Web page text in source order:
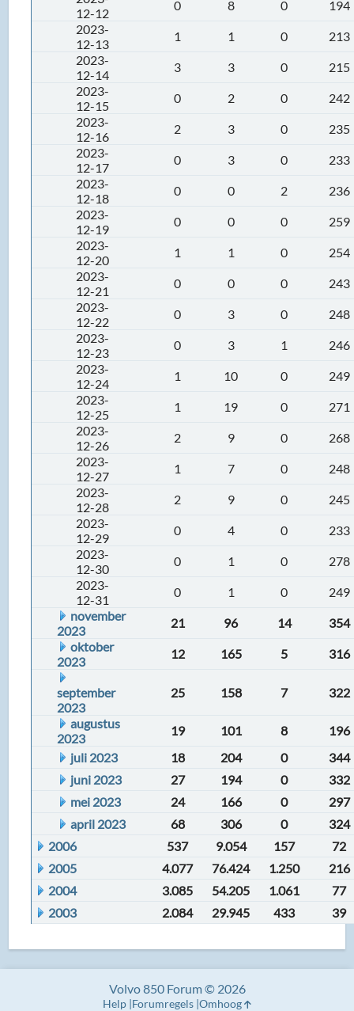
12-12
0 8 0
194
2023-
12-13
1 1 0
213
2023-
12-14
3 3 0
215
2023-
12-15
0 2 0
242
2023-
12-16
2 3 0
235
2023-
12-17
0 3 0
233
2023-
12-18
0 0 2
236
2023-
12-19
0 0 0
259
2023-
12-20
1 1 0
254
2023-
12-21
0 0 0
243
2023-
12-22
0 3 0
248
2023-
12-23
0 3 1
246
2023-
12-24
1 10 0
249
2023-
12-25
1 19 0
271
2023-
12-26
2 9 0
268
2023-
12-27
1 7 0
248
2023-
12-28
2 9 0
245
2023-
12-29
0 4 0
233
2023-
12-30
0 1 0
278
2023-
12-31
0 1 0
249
november
2023
21 96 14
354
oktober
2023
12 165 5 316
september
2023
25 158 7 322
augustus
2023
19 101 8
196
juli 2023
18 204 0
344
juni 2023
27 194 0
332
mei 2023
24 166 0
297
april 2023
68 306 0
324
2006
537 9.054 157
72
2005
4.077 76.424 1.250
216
2004
3.085 54.205 1.061
77
2003
2.084 29.945 433 39
Volvo 850 Forum © 2026
Help Forumregels Omhoog